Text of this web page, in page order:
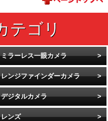
ミラーレス一眼カメラ
レンジファインダーカメラ
デジタルカメラ
レンズ